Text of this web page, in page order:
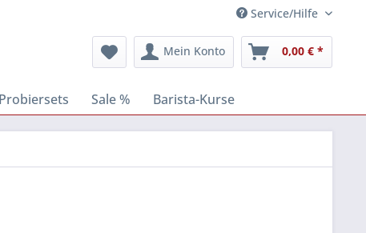
Service/Hilfe
Mein Konto 0,00 € *
Sale % Barista-Kurse